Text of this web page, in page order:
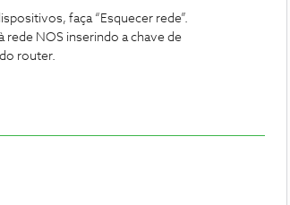
faça “Esquecer rede”.
rede NOS inserindo a chave de
router.